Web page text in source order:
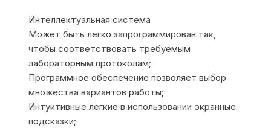
Интеллектуальная система
Может быть легко запрограммирован так,
чтобы соответствовать требуемым
лабораторным протоколам;
Программное обеспечение позволяет выбор
множества вариантов работы;
Интуитивные легкие в использовании экранные
подсказки;